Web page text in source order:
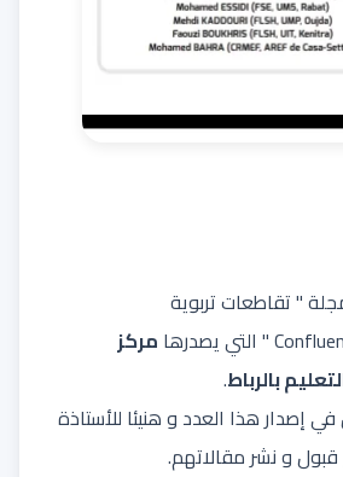
" تقاطعات تربوية
مركز
بالرباط.
إصدار هذا العدد و هنيئا للأستاذة
قبول و نشر مقالاتهم.